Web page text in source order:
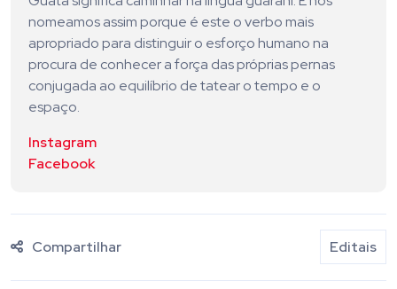
nomeamos assim porque é este o verbo mais
apropriado para distinguir o esforço humano na
procura de conhecer a força das próprias pernas
conjugada ao equilíbrio de tatear o tempo e o
espaço.
Instagram
Facebook
Compartilhar Editais